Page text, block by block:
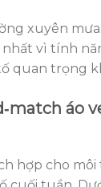
xuyên
vì tính
quan trọng
áo
hợp cho